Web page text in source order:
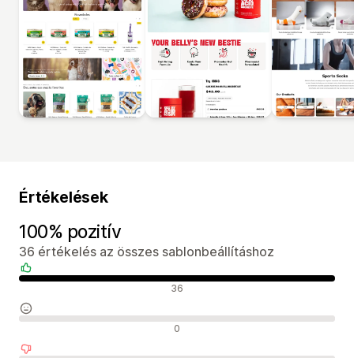
Értékelések
100% pozitív
36 értékelés az összes sablonbeállításhoz
Pozitív értékelések 36
Semleges értékelések 0